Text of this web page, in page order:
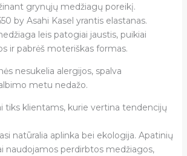
grynųjų medžiagų poreikį.
by Asahi Kasel yrantis elastanas.
leis patogiai jaustis, puikiai
ir pabrėš moteriškas formas.
nesukelia alergijos, spalva
metu nedažo.
tiks klientams, kurie vertina tendencijų
natūralia aplinka bei ekologija. Apatinių
naudojamos perdirbtos medžiagos,